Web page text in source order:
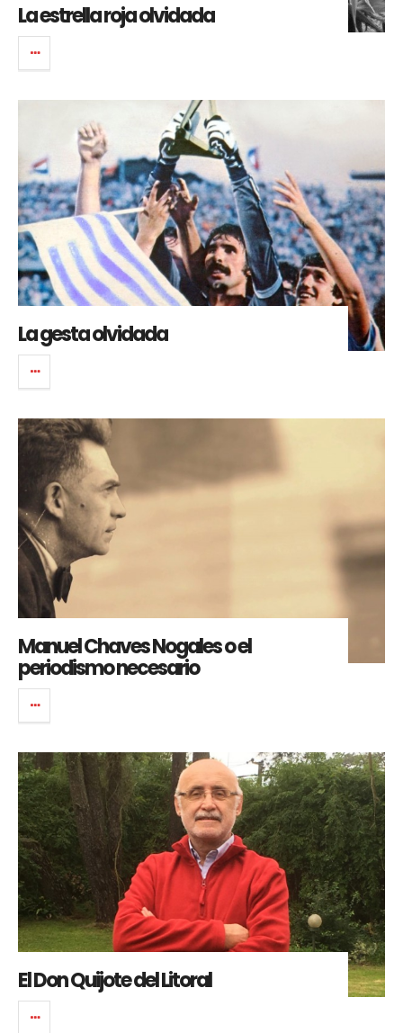
La estrella roja olvidada
La gesta olvidada
Manuel Chaves Nogales o el
periodismo necesario
El Don Quijote del Litoral